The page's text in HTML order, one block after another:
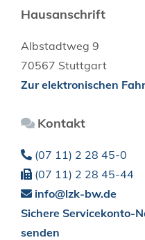
Hausanschrift
Albstadtweg 9
70567 Stuttgart
Zur elektronischen
Kontakt
(07 11) 2 28 45-0
(07 11) 2 28 45-44
info@lzk-bw.de
Sichere Servicekonto-
senden